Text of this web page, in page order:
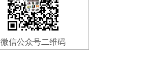
微信公众号二维码